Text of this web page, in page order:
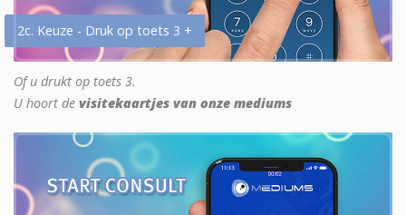
2c. Keuze - Druk op toets 3 +
Of u drukt op toets 3.
U hoort de visitekaartjes van onze mediums